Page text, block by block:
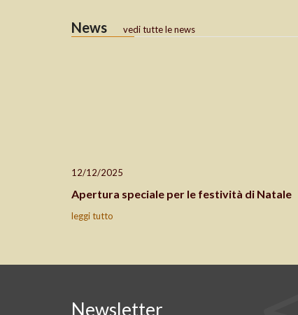
News vedi tutte le news
12/12/2025
Apertura speciale per le festività di Natale
leggi tutto
Newsletter